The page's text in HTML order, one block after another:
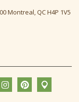
Montreal, QC H4P 1V5